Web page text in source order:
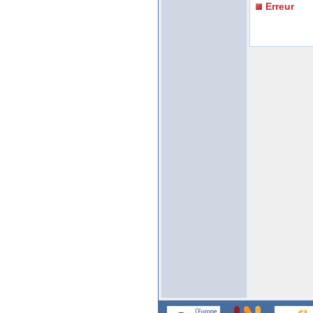
Erreur